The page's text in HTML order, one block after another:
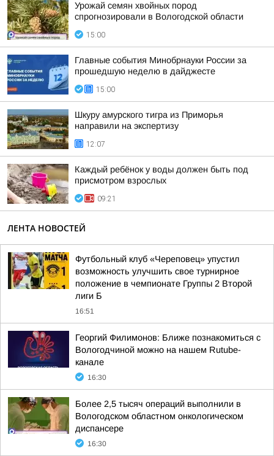
Урожай семян хвойных пород
спрогнозировали в Вологодской области
15:00
Главные события Минобрнауки России за
прошедшую неделю в дайджесте
15:00
Шкуру амурского тигра из Приморья
направили на экспертизу
12:07
Каждый ребёнок у воды должен быть под
присмотром взрослых
09:21
ЛЕНТА НОВОСТЕЙ
Футбольный клуб «Череповец» упустил
возможность улучшить свое турнирное
положение в чемпионате Группы 2 Второй
лиги Б
16:51
Георгий Филимонов: Ближе познакомиться с
Вологодчиной можно на нашем Rutube-
канале
16:30
Более 2,5 тысяч операций выполнили в
Вологодском областном онкологическом
диспансере
16:30